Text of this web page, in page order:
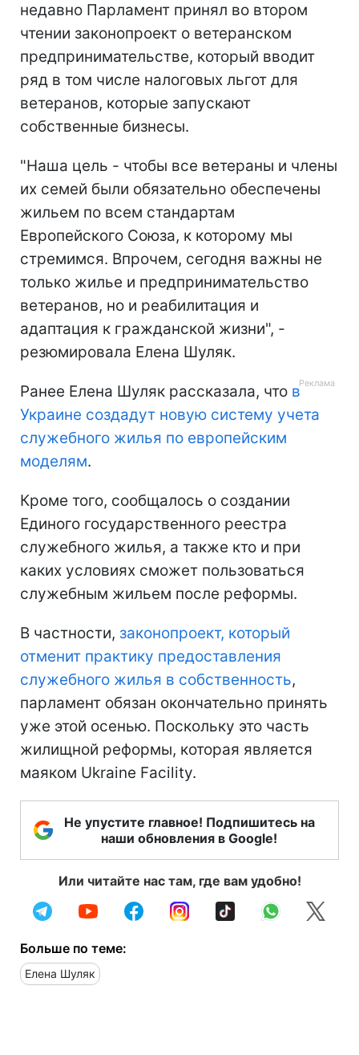
недавно Парламент принял во втором
чтении законопроект о ветеранском
предпринимательстве, который вводит
ряд в том числе налоговых льгот для
ветеранов, которые запускают
собственные бизнесы.
"Наша цель - чтобы все ветераны и члены
их семей были обязательно обеспечены
жильем по всем стандартам
Европейского Союза, к которому мы
стремимся. Впрочем, сегодня важны не
только жилье и предпринимательство
ветеранов, но и реабилитация и
адаптация к гражданской жизни", -
резюмировала Елена Шуляк.
Ранее Елена Шуляк рассказала, что в
Украине создадут новую систему учета
служебного жилья по европейским
моделям.
Кроме того, сообщалось о создании
Единого государственного реестра
служебного жилья, а также кто и при
каких условиях сможет пользоваться
служебным жильем после реформы.
В частности, законопроект, который
отменит практику предоставления
служебного жилья в собственность,
парламент обязан окончательно принять
уже этой осенью. Поскольку это часть
жилищной реформы, которая является
маяком Ukraine Facility.
Не упустите главное! Подпишитесь на
наши обновления в Google!
Или читайте нас там, где вам удобно!
Больше по теме:
Елена Шуляк